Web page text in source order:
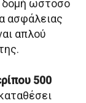
δομή ωστόσο
ασφάλειας
απλού
500